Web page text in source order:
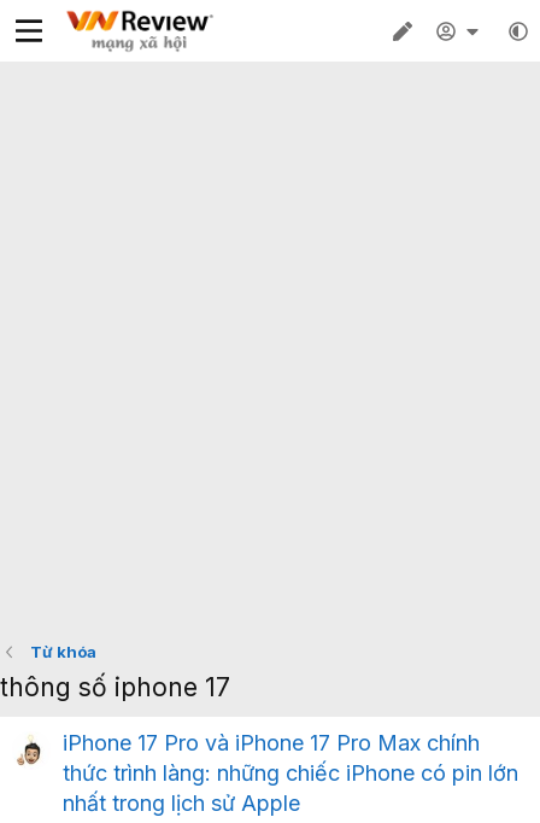
Từ khóa
thông số iphone 17
iPhone 17 Pro và iPhone 17 Pro Max chính
thức trình làng: những chiếc iPhone có pin lớn
nhất trong lịch sử Apple